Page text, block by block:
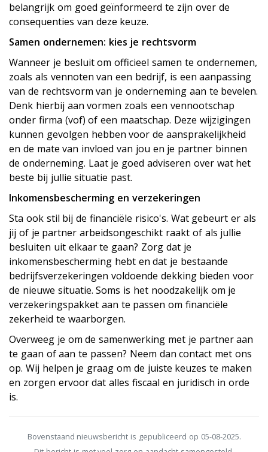
belangrijk om goed geïnformeerd te zijn over de
consequenties van deze keuze.
Samen ondernemen: kies je rechtsvorm
Wanneer je besluit om officieel samen te ondernemen,
zoals als vennoten van een bedrijf, is een aanpassing
van de rechtsvorm van je onderneming aan te bevelen.
Denk hierbij aan vormen zoals een vennootschap
onder firma (vof) of een maatschap. Deze wijzigingen
kunnen gevolgen hebben voor de aansprakelijkheid
en de mate van invloed van jou en je partner binnen
de onderneming. Laat je goed adviseren over wat het
beste bij jullie situatie past.
Inkomensbescherming en verzekeringen
Sta ook stil bij de financiële risico's. Wat gebeurt er als
jij of je partner arbeidsongeschikt raakt of als jullie
besluiten uit elkaar te gaan? Zorg dat je
inkomensbescherming hebt en dat je bestaande
bedrijfsverzekeringen voldoende dekking bieden voor
de nieuwe situatie. Soms is het noodzakelijk om je
verzekeringspakket aan te passen om financiële
zekerheid te waarborgen.
Overweeg je om de samenwerking met je partner aan
te gaan of aan te passen? Neem dan contact met ons
op. Wij helpen je graag om de juiste keuzes te maken
en zorgen ervoor dat alles fiscaal en juridisch in orde
is.
Bovenstaand nieuwsbericht is gepubliceerd op 05-08-2025.